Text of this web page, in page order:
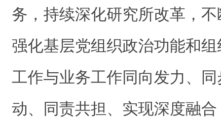
务，持续深化研究所改革，
强化基层党组织政治功能和
工作与业务工作同向发力、
动、同责共担、实现深度融